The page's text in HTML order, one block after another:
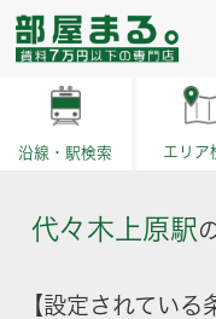
沿線・駅検索 エリア
代々木上原駅
【設定されている